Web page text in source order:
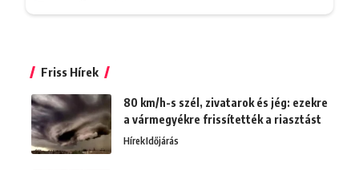
Friss Hírek
80 km/h-s szél, zivatarok és jég: ezekre
a vármegyékre frissítették a riasztást
HírekIdőjárás